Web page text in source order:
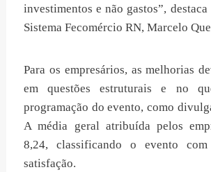
investimentos e não gastos”,
Sistema Fecomércio RN, Marcelo
Para os empresários, as melhorias
em questões estruturais e no
programação do evento, como
A média geral atribuída pelos
8,24, classificando o evento
satisfação.